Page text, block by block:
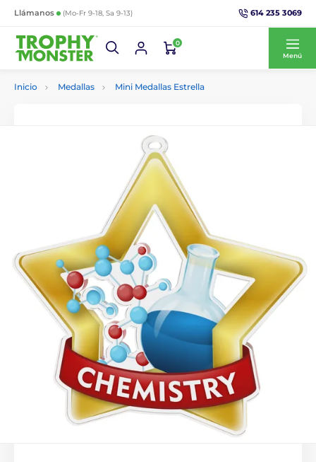
Llámanos (Mo-Fr 9-18, Sa 9-13) 614 235 3069
0
Menú
Inicio Medallas Mini Medallas Estrella